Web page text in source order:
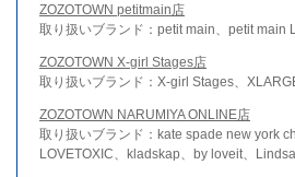
ZOZOTOWN petitmain店
取り扱いブランド：petit main、petit main
ZOZOTOWN X-girl Stages店
取り扱いブランド：X-girl Stages、
ZOZOTOWN NARUMIYA ONLINE店
取り扱いブランド：kate spade new york
LOVETOXIC、kladskap、by loveit、